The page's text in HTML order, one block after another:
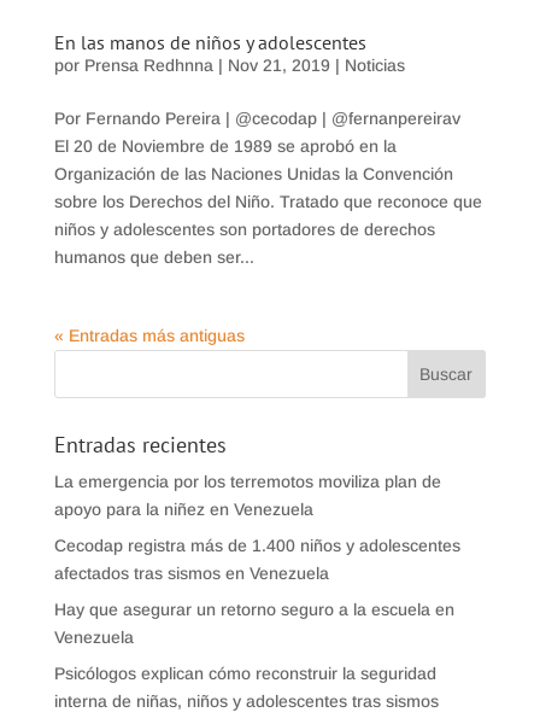
En las manos de niños y adolescentes
por Prensa Redhnna | Nov 21, 2019 | Noticias
Por Fernando Pereira | @cecodap | @fernanpereirav
El 20 de Noviembre de 1989 se aprobó en la
Organización de las Naciones Unidas la Convención
sobre los Derechos del Niño. Tratado que reconoce que
niños y adolescentes son portadores de derechos
humanos que deben ser...
« Entradas más antiguas
Entradas recientes
La emergencia por los terremotos moviliza plan de
apoyo para la niñez en Venezuela
Cecodap registra más de 1.400 niños y adolescentes
afectados tras sismos en Venezuela
Hay que asegurar un retorno seguro a la escuela en
Venezuela
Psicólogos explican cómo reconstruir la seguridad
interna de niñas, niños y adolescentes tras sismos